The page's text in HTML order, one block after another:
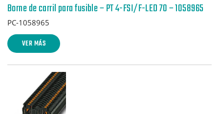
Borne de carril para fusible – PT 4-FSI/F-LED 70 – 1058965
PC-1058965
VER MÁS